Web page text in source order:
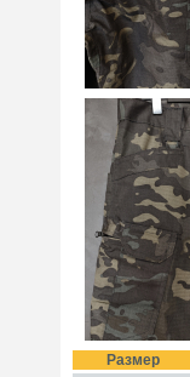
Размер